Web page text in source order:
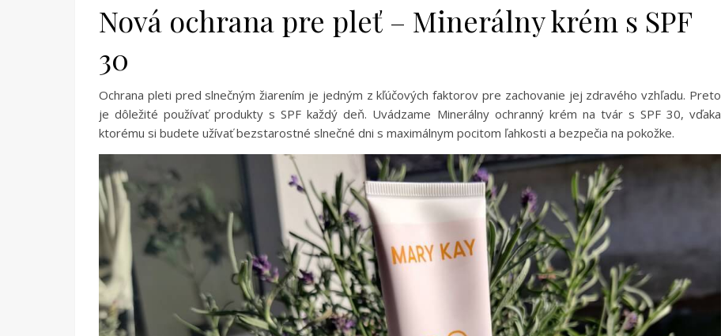
Nová ochrana pre pleť – Minerálny krém s SPF
30
Ochrana pleti pred slnečným žiarením je jedným z kľúčových faktorov pre zachovanie jej zdravého vzhľadu. Preto
je dôležité používať produkty s SPF každý deň. Uvádzame Minerálny ochranný krém na tvár s SPF 30, vďaka
ktorému si budete užívať bezstarostné slnečné dni s maximálnym pocitom ľahkosti a bezpečia na pokožke.